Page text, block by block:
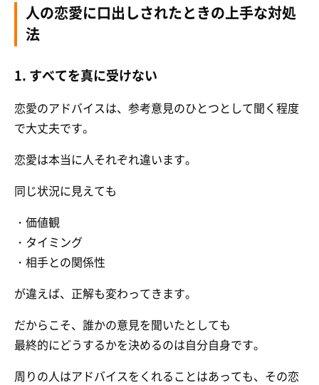
人の恋愛に口出しされたときの上手な対処
法
1. すべてを真に受けない
恋愛のアドバイスは、参考意見のひとつとして聞く程度
で大丈夫です。
恋愛は本当に人それぞれ違います。
同じ状況に見えても
・価値観
・タイミング
・相手との関係性
が違えば、正解も変わってきます。
だからこそ、誰かの意見を聞いたとしても
最終的にどうするかを決めるのは自分自身です。
周りの人はアドバイスをくれることはあっても、その恋